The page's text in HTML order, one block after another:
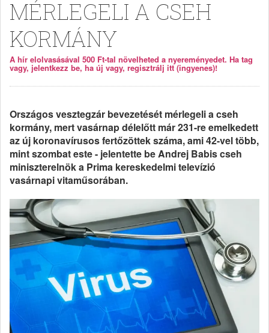
MÉRLEGELI A CSEH
KORMÁNY
A hír elolvasásával 500 Ft-tal növelheted a nyereményedet. Ha tag
vagy, jelentkezz be, ha új vagy, regisztrálj itt (ingyenes)!
Országos vesztegzár bevezetését mérlegeli a cseh
kormány, mert vasárnap délelőtt már 231-re emelkedett
az új koronavírusos fertőzöttek száma, ami 42-vel több,
mint szombat este - jelentette be Andrej Babis cseh
miniszterelnök a Prima kereskedelmi televízió
vasárnapi vitaműsorában.